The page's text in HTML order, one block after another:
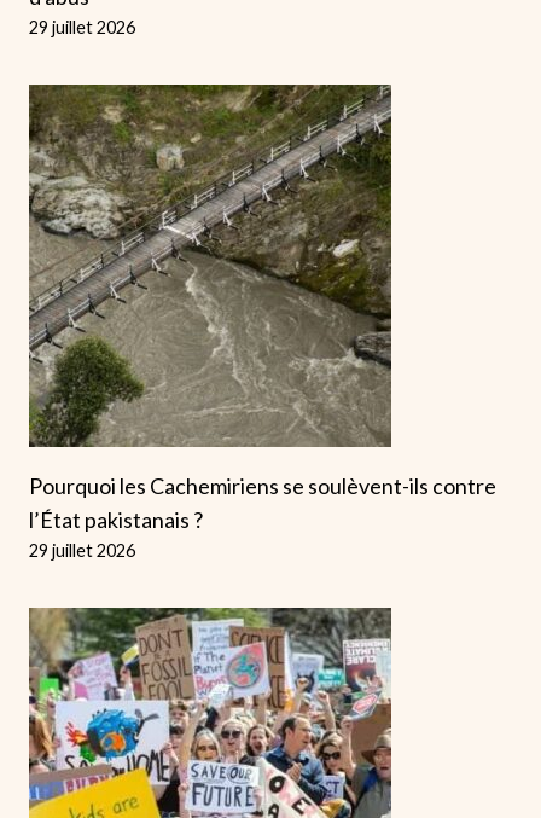
29 juillet 2026
Pourquoi les Cachemiriens se soulèvent-ils contre
l’État pakistanais ?
29 juillet 2026